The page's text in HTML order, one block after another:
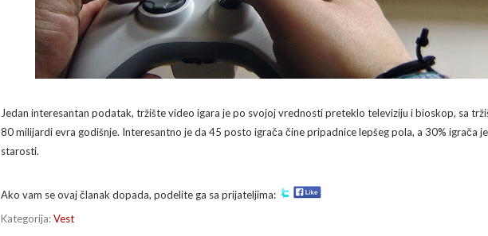
Jedan interesantan podatak, tržište video igara je po svojoj vrednosti preteklo televiziju i bioskop, sa
80 milijardi evra godišnje. Interesantno je da 45 posto igrača čine pripadnice lepšeg pola, a 30% igrača
starosti.
Ako vam se ovaj članak dopada, podelite ga sa prijateljima:
Kategorija:Vest